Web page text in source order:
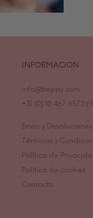
INFORMACION
info@beppy.com
+31 (0) 10 467 6573
Envío y Devoluciones
Términos y
Política de
Política de cookies
Contacto